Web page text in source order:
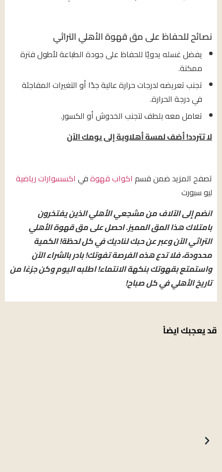
نصائح للحفاظ على مق قهوة الأهلي التراثي
يفضل غسله يدويًا للحفاظ على جودة الطباعة لأطول فترة
ممكنة.
تجنب تعريضه لدرجات حرارة عالية جدًا أو التغيرات المفاجئة
في درجة الحرارة.
تعامل معه بلطف لتجنب الخدوش أو الكسور.
لا تتردد! أضف لمسة أهلاوية إلى يومك الآن
تصفح المزيد ضمن قسم اكواب قهوةفي اكسسوارات رياضية
ليو سبورت
انضم إلى الآلاف من مشجعي الأهلي الذين يفتخرون
بامتلاك هذا المق المميز. احصل على مق قهوة الأهلي
التراثي الآن وعبر عن حبك لناديك في كل لحظة! الكمية
محدودة، فلا تدع هذه الفرصة تفوتك! بادر بالشراء الآن
واستمتع بقهوتك بنكهة الانتماء! اطلبه اليوم وكن جزءًا من
تاريخ الأهلي في كل صباح!
قد يعجبك ايضاً